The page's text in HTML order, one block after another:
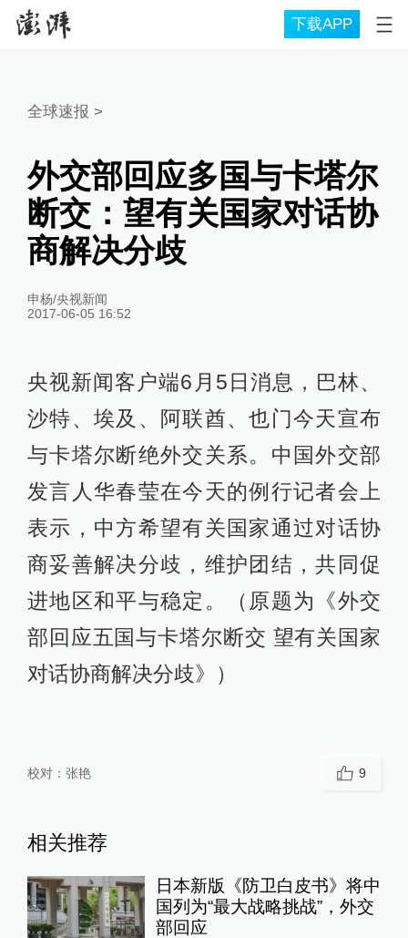
下载APP
全球速报 >
外交部回应多国与卡塔尔
断交：望有关国家对话协
商解决分歧
申杨/央视新闻
2017-06-05 16:52
央视新闻客户端6月5日消息，巴林、
沙特、埃及、阿联酋、也门今天宣布
与卡塔尔断绝外交关系。中国外交部
发言人华春莹在今天的例行记者会上
表示，中方希望有关国家通过对话协
商妥善解决分歧，维护团结，共同促
进地区和平与稳定。（原题为《外交
部回应五国与卡塔尔断交 望有关国家
对话协商解决分歧》）
校对： 张艳 9
相关推荐
日本新版《防卫白皮书》将中
国列为“最大战略挑战”，外交
部回应